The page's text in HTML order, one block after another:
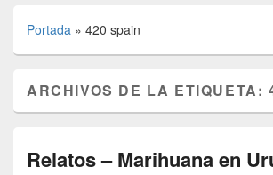
Portada » 420 spain
ARCHIVOS DE LA ETIQUETA:
Relatos – Marihuana en